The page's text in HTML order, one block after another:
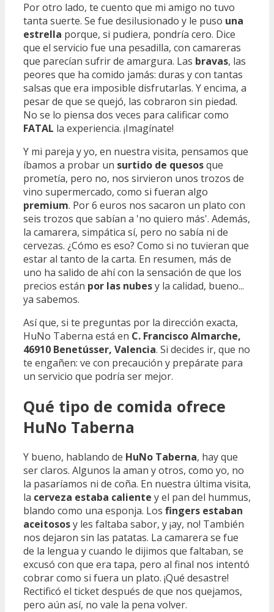
Por otro lado, te cuento que mi amigo no tuvo
tanta suerte. Se fue desilusionado y le puso una
estrella porque, si pudiera, pondría cero. Dice
que el servicio fue una pesadilla, con camareras
que parecían sufrir de amargura. Las bravas, las
peores que ha comido jamás: duras y con tantas
salsas que era imposible disfrutarlas. Y encima, a
pesar de que se quejó, las cobraron sin piedad.
No se lo piensa dos veces para calificar como
FATAL la experiencia. ¡Imagínate!
Y mi pareja y yo, en nuestra visita, pensamos que
íbamos a probar un surtido de quesosque
prometía, pero no, nos sirvieron unos trozos de
vino supermercado, como si fueran algo
premium. Por 6 euros nos sacaron un plato con
seis trozos que sabían a 'no quiero más'. Además,
la camarera, simpática sí, pero no sabía ni de
cervezas. ¿Cómo es eso? Como si no tuvieran que
estar al tanto de la carta. En resumen, más de
uno ha salido de ahí con la sensación de que los
precios están por las nubesy la calidad, bueno...
ya sabemos.
Así que, si te preguntas por la dirección exacta,
HuNo Taberna está en C. Francisco Almarche,
46910 Benetússer, Valencia. Si decides ir, que no
te engañen: ve con precaución y prepárate para
un servicio que podría ser mejor.
Qué tipo de comida ofrece
HuNo Taberna
Y bueno, hablando de HuNo Taberna, hay que
ser claros. Algunos la aman y otros, como yo, no
la pasaríamos ni de coña. En nuestra última visita,
la cerveza estaba caliente y el pan del hummus,
blando como una esponja. Los fingers estaban
aceitososy les faltaba sabor, y ¡ay, no! También
nos dejaron sin las patatas. La camarera se fue
de la lengua y cuando le dijimos que faltaban, se
excusó con que era tapa, pero al final nos intentó
cobrar como si fuera un plato. ¡Qué desastre!
Rectificó el ticket después de que nos quejamos,
pero aún así, no vale la pena volver.